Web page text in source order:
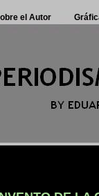
el Autor